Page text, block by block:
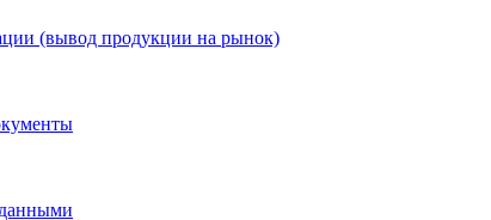
(вывод продукции на рынок)